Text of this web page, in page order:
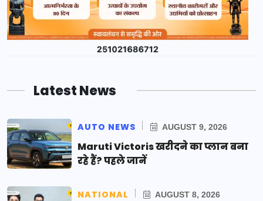
Latest News
AUTO NEWS AUGUST 9, 2026
Maruti Victoris खरीदने का प्लान बना
रहे हैं? पहले जानें
NATIONAL AUGUST 8, 2026